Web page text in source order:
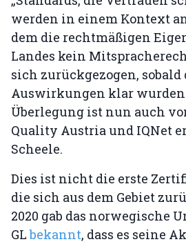
werden in einem Kontext
dem die rechtmäßigen
Landes kein
sich zurückgezogen, sobald
Auswirkungen klar
Überlegung ist nun auch von
Quality Austria und IQNet
Scheele.
Dies ist nicht die erste
die sich aus dem Gebiet
2020 gab das norwegische
GLbekannt, dass es seine